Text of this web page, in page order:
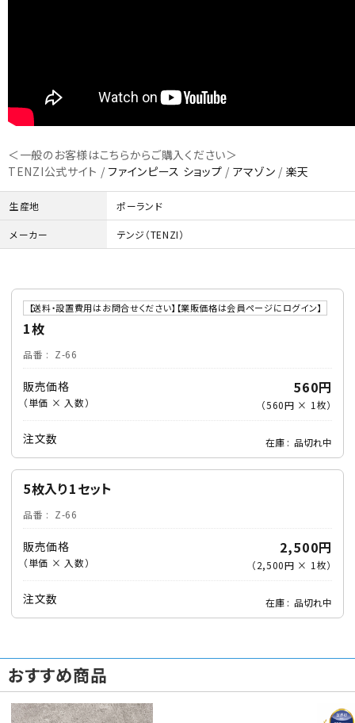
＜一般のお客様はこちらからご購入ください＞
TENZI公式サイト / ファインピース ショップ / アマゾン / 楽天
生産地 ポーランド
メーカー テンジ（TENZI）
【送料・設置費用はお問合せください】【業販価格は会員ページにログイン】
1枚
品番 Z-66
販売価格
（単価 × 入数）
560円
（560円 × 1 枚）
注文数 在庫 品切れ中
5枚入り1セット
品番 Z-66
販売価格
（単価 × 入数）
2,500円
（2,500円 × 1 枚）
注文数 在庫 品切れ中
おすすめ商品